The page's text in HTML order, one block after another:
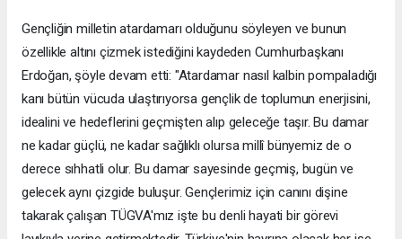
Gençliğin milletin atardamarı olduğunu söyleyen ve bunun
özellikle altını çizmek istediğini kaydeden Cumhurbaşkanı
Erdoğan, şöyle devam etti: "Atardamar nasıl kalbin pompaladığı
kanı bütün vücuda ulaştırıyorsa gençlik de toplumun enerjisini,
idealini ve hedeflerini geçmişten alıp geleceğe taşır. Bu damar
ne kadar güçlü, ne kadar sağlıklı olursa millî bünyemiz de o
derece sıhhatli olur. Bu damar sayesinde geçmiş, bugün ve
gelecek aynı çizgide buluşur. Gençlerimiz için canını dişine
takarak çalışan TÜGVA'mız işte bu denli hayati bir görevi